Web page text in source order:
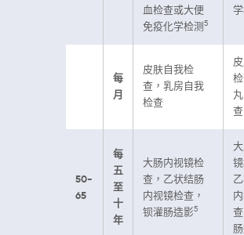
血检查或大便
免疫化学检测 5
每
月
皮肤自我检
查，乳房自我
检查
查
50-
65
每
五
至
十
年
大肠内视镜检
查，乙状结肠
内视镜检查，
钡灌肠造影5
镜